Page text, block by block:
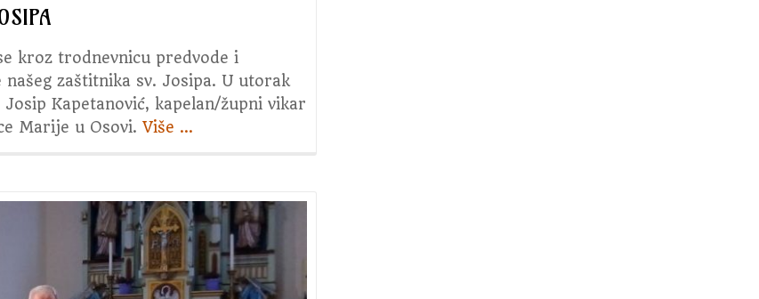
kroz trodnevnicu predvode i
zaštitnika sv. Josipa. U utorak
Kapetanović, kapelan/župni vikar
Marije u Osovi. Više about
u
čast
sv.
Josipa
…